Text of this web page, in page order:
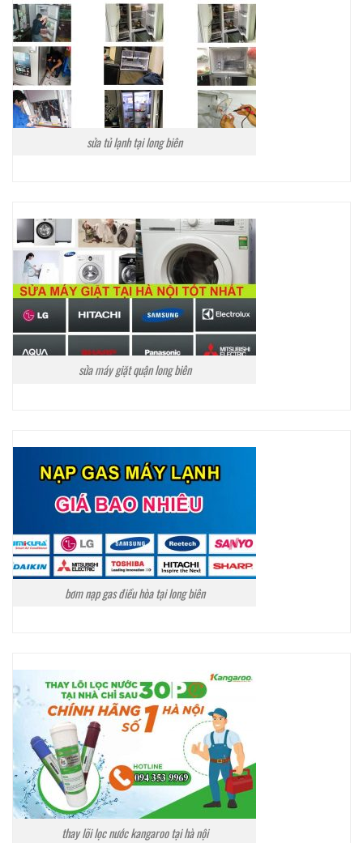
sửa tủ lạnh tại long biên
sửa máy giặt quận long biên
bơm nạp gas điều hòa tại long biên
thay lõi lọc nước kangaroo tại hà nội